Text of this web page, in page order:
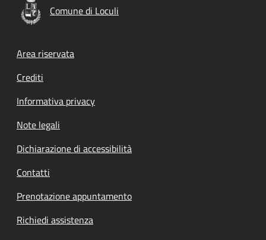
Comune di Loculi
Footer menu
Area riservata
Crediti
Informativa privacy
Note legali
Dichiarazione di accessibilità
Contatti
Prenotazione appuntamento
Richiedi assistenza